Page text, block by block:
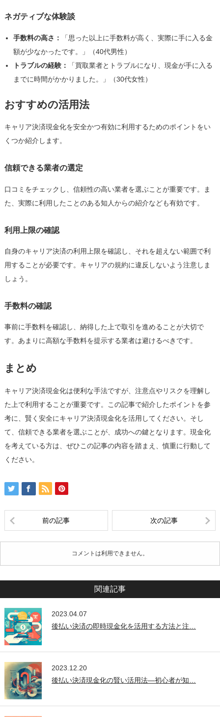
ネガティブな体験談
手数料の高さ：
「思った以上に手数料が高く、実際に手に入る金
額が少なかったです。」（40代男性）
トラブルの経験：
「買取業者とトラブルになり、現金が手に入る
までに時間がかかりました。」（30代女性）
おすすめの活用法
キャリア決済現金化を安全かつ有効に利用するためのポイントをい
くつか紹介します。
信頼できる業者の選定
口コミをチェックし、信頼性の高い業者を選ぶことが重要です。ま
た、実際に利用したことのある知人からの紹介なども有効です。
利用上限の確認
自身のキャリア決済の利用上限を確認し、それを超えない範囲で利
用することが必要です。キャリアの規約に違反しないよう注意しま
しょう。
手数料の確認
事前に手数料を確認し、納得した上で取引を進めることが大切で
す。あまりに高額な手数料を提示する業者は避けるべきです。
まとめ
キャリア決済現金化は便利な手法ですが、注意点やリスクを理解し
た上で利用することが重要です。この記事で紹介したポイントを参
考に、賢く安全にキャリア決済現金化を活用してください。そし
て、信頼できる業者を選ぶことが、成功への鍵となります。現金化
を考えている方は、ぜひこの記事の内容を踏まえ、慎重に行動して
ください。
前の記事 次の記事
コメントは利用できません。
関連記事
2023.04.07
後払い決済の即時現金化を活用する方法と注…
2023.12.20
後払い決済現金化の賢い活用法—初心者が知…